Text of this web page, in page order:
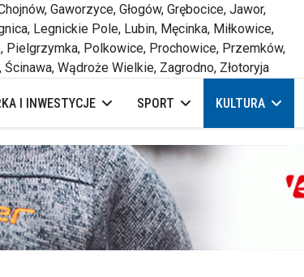
Gaworzyce, Głogów, Grębocice, Jawor,
Legnickie Pole, Lubin, Męcinka, Miłkowice,
Pielgrzymka, Polkowice, Prochowice, Przemków,
Ścinawa, Wądroże Wielkie, Zagrodno, Złotoryja
I INWESTYCJE SPORT KULTURA